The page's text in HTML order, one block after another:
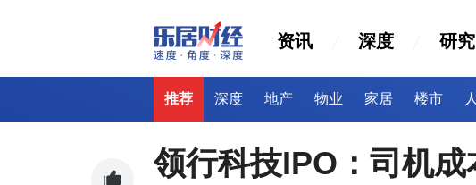
资讯 深度 研究
推荐 深度 地产 物业 家居 楼市
领行科技IPO：司机